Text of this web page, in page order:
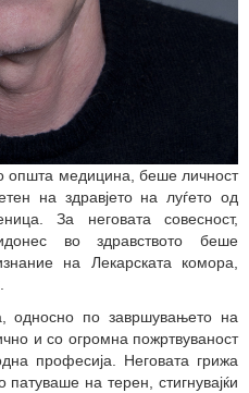
општа медицина, беше личност
на здравјето на луѓето од
За неговата совесност,
во здравството беше
на Лекарската комора,
односно по завршувањето на
и со огромна пожртвуваност
професија. Неговата грижа
на терен, стигнувајќи